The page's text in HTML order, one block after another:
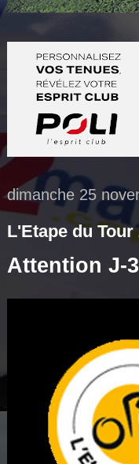
dimanche 25
L'Etape du
Attention J-